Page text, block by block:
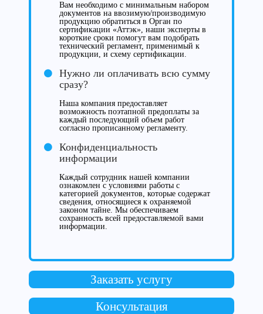
Вам необходимо с минимальным набором
документов на ввозимую/производимую
продукцию обратиться в Орган по
сертификации «Аттэк», наши эксперты в
короткие сроки помогут вам подобрать
технический регламент, применимый к
продукции, и схему сертификации.
Нужно ли оплачивать всю сумму
сразу?
Наша компания предоставляет
возможность поэтапной предоплаты за
каждый последующий объем работ
согласно прописанному регламенту.
Конфиденциальность
информации
Каждый сотрудник нашей компании
ознакомлен с условиями работы с
категорией документов, которые содержат
сведения, относящиеся к охраняемой
законом тайне. Мы обеспечиваем
сохранность всей предоставляемой вами
информации.
Заказать услугу
Консультация